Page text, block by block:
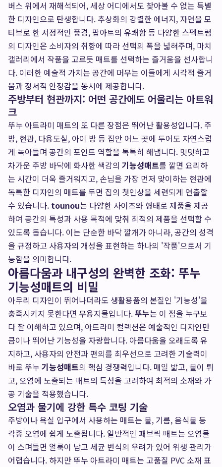
버스 위에서 재해석되어, 세상 어디에서도 찾아볼 수 없는 특별
한 디자인으로 탄생합니다. 추상화의 강렬한 에너지, 자연을 모
티브로 한 서정적인 풍경, 팝아트의 유쾌함 등 다양한 스펙트럼
의 디자인은 소비자의 취향에 따라 선택의 폭을 넓혀주며, 마치
갤러리에서 작품을 고르듯 매트를 선택하는 즐거움을 선사합니
다. 이러한 예술적 가치는 공간에 머무는 이들에게 시각적 즐거
움과 정서적 안정감을 동시에 제공합니다.
주방부터 현관까지: 어떤 공간에도 어울리는 아트워
크
뚜누 아트라미 매트의 또 다른 장점은 뛰어난 활용성입니다. 주
방, 현관, 다용도실, 아이 방 등 집안 어느 곳에 두어도 자연스럽
게 녹아들며 공간의 포인트 역할을 톡톡히 해냅니다. 밋밋하고
차가운 주방 바닥에 화사한 색감의 기능성매트를 깔면 요리하
는 시간이 더욱 즐거워지고, 손님을 가장 먼저 맞이하는 현관에
독특한 디자인의 매트를 두면 집의 첫인상을 세련되게 연출할
수 있습니다. tounou는 다양한 사이즈와 형태로 제품을 제공
하여 공간의 특성과 사용 목적에 맞춰 최적의 제품을 선택할 수
있도록 돕습니다. 이는 단순한 바닥 깔개가 아니라, 공간의 성격
을 규정하고 사용자의 개성을 표현하는 하나의 '작품'으로서 기
능함을 의미합니다.
아름다움과 내구성의 완벽한 조화: 뚜누
기능성매트의 비밀
아무리 디자인이 뛰어나더라도 생활용품의 본질인 '기능성'을
충족시키지 못한다면 무용지물입니다.뚜누는 이 점을 누구보
다 잘 이해하고 있으며, 아트라미 컬렉션은 예술적인 디자인만
큼이나 뛰어난 기능성을 자랑합니다. 아름다움을 오래도록 유
지하고, 사용자의 안전과 편의를 최우선으로 고려한 기술력이
바로 뚜누기능성매트의 핵심 경쟁력입니다. 매일 밟고, 물이 튀
고, 오염에 노출되는 매트의 특성을 고려하여 최적의 소재와 가
공 기술을 적용했습니다.
오염과 물기에 강한 특수 코팅 기술
주방이나 욕실 입구에서 사용하는 매트는 물, 기름, 음식물 등
각종 오염에 쉽게 노출됩니다. 일반적인 패브릭 매트는 오염물
이 스며들면 얼룩이 남고 세균 번식의 우려가 있어 위생 관리가
어렵습니다. 하지만 뚜누 아트라미 매트는 고품질 PVC 소재 표